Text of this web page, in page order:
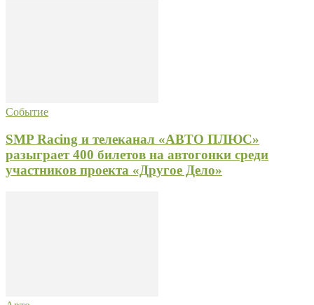
Событие
SMP Racing и телеканал «АВТО ПЛЮС»
разыграет 400 билетов на автогонки среди
участников проекта «Другое Дело»